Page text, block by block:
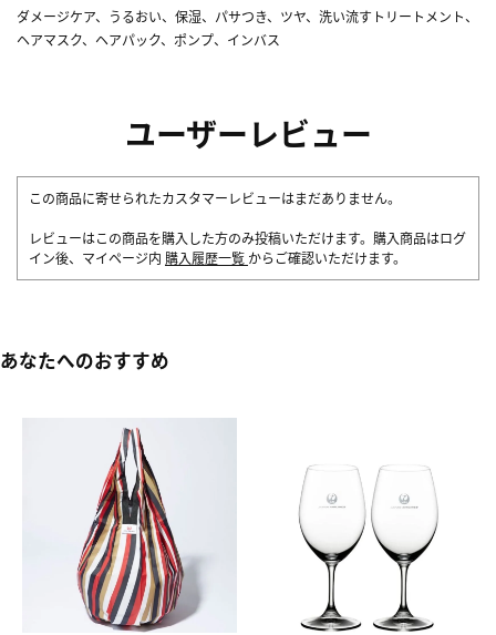
ダメージケア、うるおい、保湿、パサつき、ツヤ、洗い流すトリートメント、
ヘアマスク、ヘアパック、ポンプ、インバス
ユーザーレビュー
この商品に寄せられたカスタマーレビューはまだありません。
レビューはこの商品を購入した方のみ投稿いただけます。購入商品はログ
イン後、マイページ内 購入履歴一覧 からご確認いただけます。
あなたへのおすすめ